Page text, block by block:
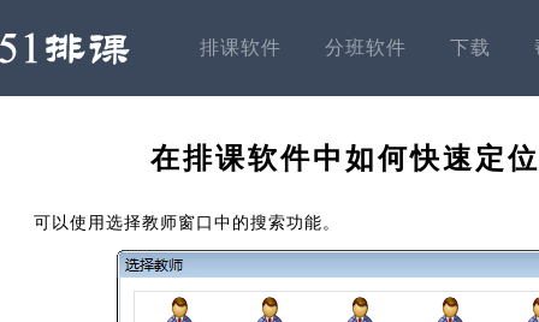
排课软件 分班软件 下载
在排课软件中如何快速定
可以使用选择教师窗口中的搜索功能。